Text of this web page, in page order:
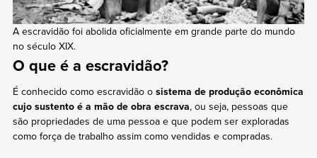
A escravidão foi abolida oficialmente em grande parte do mundo
no século XIX.
O que é a escravidão?
É conhecido como escravidão o sistema de produção econômica
cujo sustento é a mão de obra escrava, ou seja, pessoas que
são propriedades de uma pessoa e que podem ser exploradas
como força de trabalho assim como vendidas e compradas.